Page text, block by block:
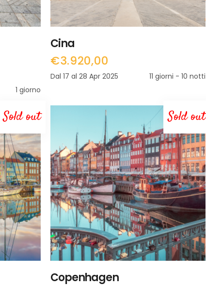
1 giorno
Cina
€3.920,00
Dal 17 al 28 Apr 2025 11 giorni - 10 notti
Sold out Sold out
LEGGI TUTTO
Copenhagen